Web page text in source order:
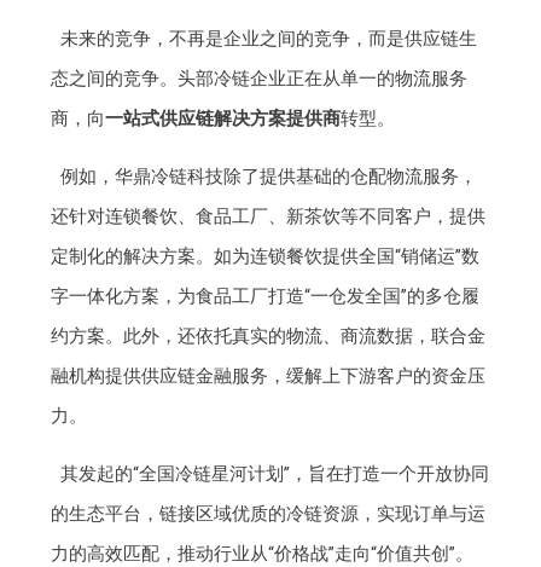
未来的竞争，不再是企业之间的竞争，而是供应链生
态之间的竞争。头部冷链企业正在从单一的物流服务
商，向一站式供应链解决方案提供商转型。
例如，华鼎冷链科技除了提供基础的仓配物流服务，
还针对连锁餐饮、食品工厂、新茶饮等不同客户，提供
定制化的解决方案。如为连锁餐饮提供全国“销储运”数
字一体化方案，为食品工厂打造“一仓发全国”的多仓履
约方案。此外，还依托真实的物流、商流数据，联合金
融机构提供供应链金融服务，缓解上下游客户的资金压
力。
其发起的“全国冷链星河计划”，旨在打造一个开放协同
的生态平台，链接区域优质的冷链资源，实现订单与运
力的高效匹配，推动行业从“价格战”走向“价值共创”。